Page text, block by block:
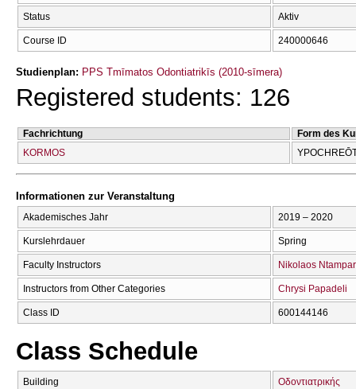
Status Aktiv
Course ID 240000646
Studienplan: PPS Tmīmatos Odontiatrikīs (2010-sīmera)
Registered students: 126
Fachrichtung
Form des
KORMOS
Informationen zur Veranstaltung
Akademisches Jahr 2019 – 2020
Kurslehrdauer Spring
Faculty Instructors Nikolaos
Instructors from Other Categories Chrysi Papadeli
Class ID 600144146
Class Schedule
Building Οδοντιατρικής